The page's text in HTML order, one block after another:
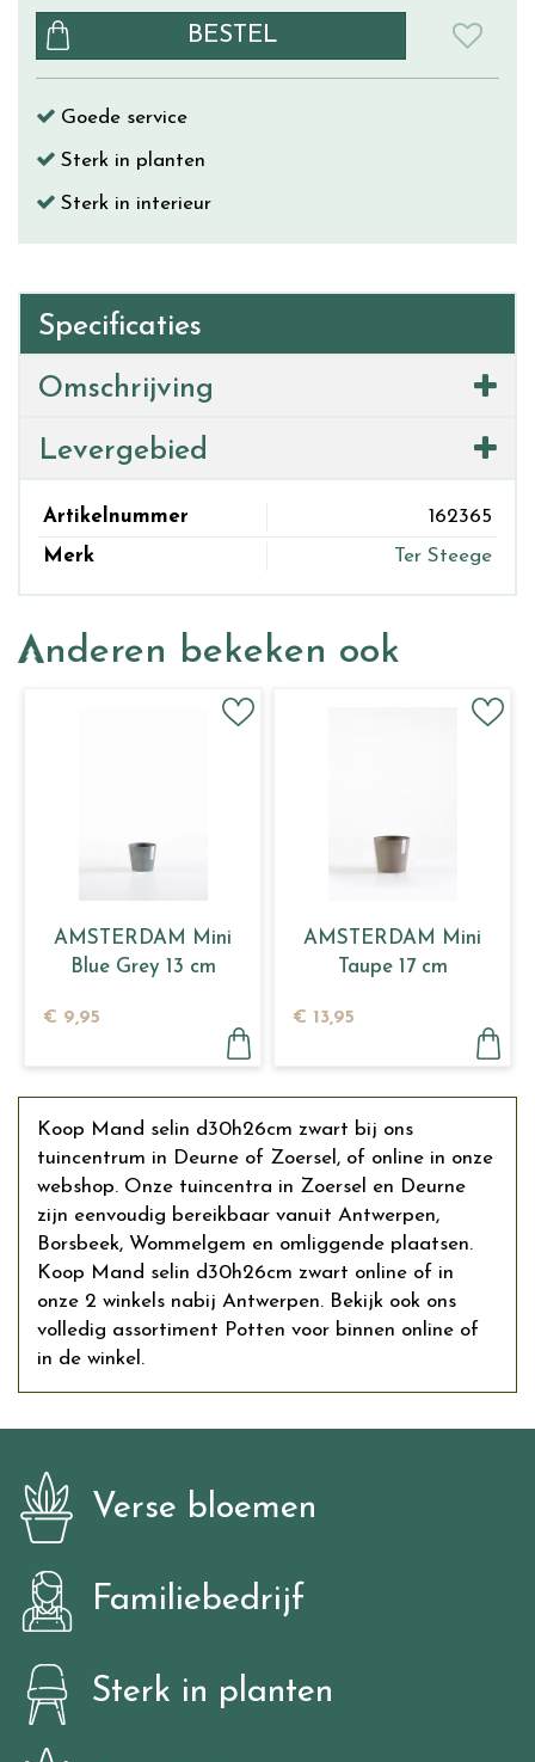
Goede service
Sterk in planten
Sterk in interieur
Specificaties
Omschrijving
Levergebied
Artikelnummer
162365
Merk
Ter Steege
Anderen bekeken ook
AMSTERDAM Mini
Blue Grey 13 cm
€ 9,95
AMSTERDAM Mini
Taupe 17 cm
€ 13,95
Koop Mand selin d30h26cm zwart bij ons
tuincentrum in Deurne of Zoersel, of online in onze
webshop. Onze tuincentra in Zoersel en Deurne
zijn eenvoudig bereikbaar vanuit Antwerpen,
Borsbeek, Wommelgem en omliggende plaatsen.
Koop Mand selin d30h26cm zwart online of in
onze 2 winkels nabij Antwerpen. Bekijk ook ons
volledig assortiment Potten voor binnen online of
in de winkel.
Verse bloemen
Familiebedrijf
Sterk in planten